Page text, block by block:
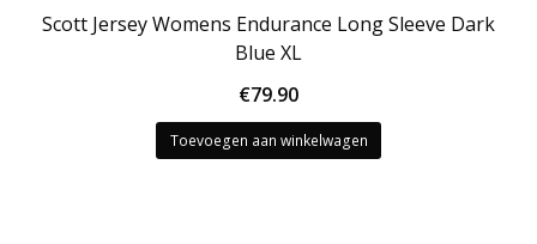
Scott Jersey Womens Endurance Long Sleeve Dark
Blue XL
€79.90
Toevoegen aan winkelwagen